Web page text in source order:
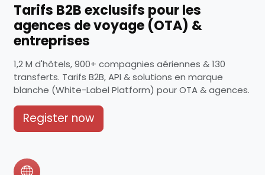
Tarifs B2B exclusifs pour les
agences de voyage (OTA) &
entreprises
1,2 M d'hôtels, 900+ compagnies aériennes & 130
transferts. Tarifs B2B, API & solutions en marque
blanche (White-Label Platform) pour OTA & agences.
Register now